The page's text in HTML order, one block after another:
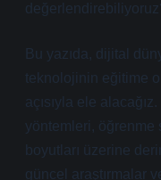
Bu yazıda, dijital
teknolojinin eğitime
açısıyla ele
yöntemleri, öğrenme
boyutları üzerine
güncel araştırmalar